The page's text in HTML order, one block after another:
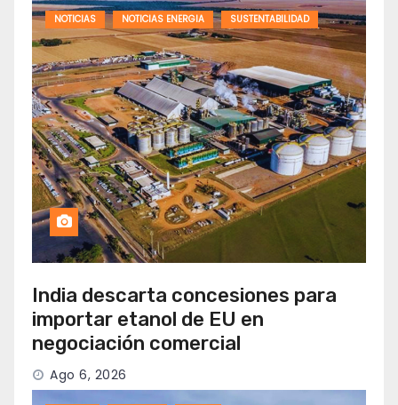
NOTICIAS NOTICIAS ENERGIA SUSTENTABILIDAD
India descarta concesiones para
importar etanol de EU en
negociación comercial
Ago 6, 2026